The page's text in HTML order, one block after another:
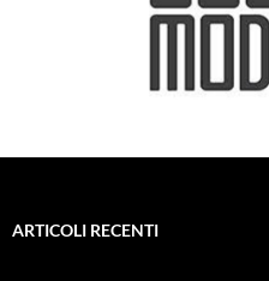
ARTICOLI RECENTI